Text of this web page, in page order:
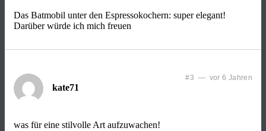
Das Batmobil unter den Espressokochern: super elegant!
Darüber würde ich mich freuen
kate71
#3 — vor 6 Jahren
was für eine stilvolle Art aufzuwachen!